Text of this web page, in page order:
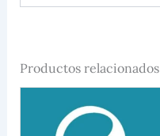
Productos relacionados